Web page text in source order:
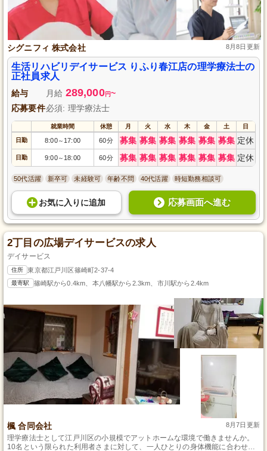
シグニフィ 株式会社 8月8日更新
生活リハビリデイサービス りふり春江店の理学療法士の
正社員求人
給与 月給 289,000円~
応募要件必須: 理学療法士
就業時間 休憩 月 火 水 木 金 土 日
日勤 8:00～ 17:00 60分 募集 募集 募集 募集 募集 募集 定休
日勤 9:00～ 18:00 60分 募集 募集 募集 募集 募集 募集 定休
50代活躍 新卒可 未経験可 年齢不問 40代活躍 時短勤務相談可
お気に入り に追加 応募画面へ進む
2丁目の広場デイサービスの求人
デイサービス
住所 東京都江戸川区篠崎町2-37-4
最寄駅 篠崎駅から0.4km、本八幡駅から2.3km、市川駅から2.4km
楓 合同会社 8月7日更新
理学療法士として江戸川区の小規模でアットホームな環境で働きませんか。
10名という限られた利用者さまに対して、一人ひとりの身体機能に合わせた